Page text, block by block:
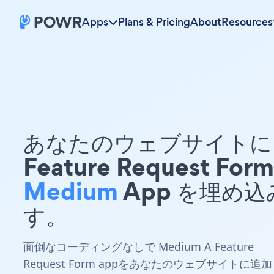
Apps Plans & PricingAboutResources
あなたのウェブサイト
Feature Request Form
MediumApp を埋め込
す。
面倒なコーディングなしで Medium A Feature
Request Form appをあなたのウェブサイトに追加